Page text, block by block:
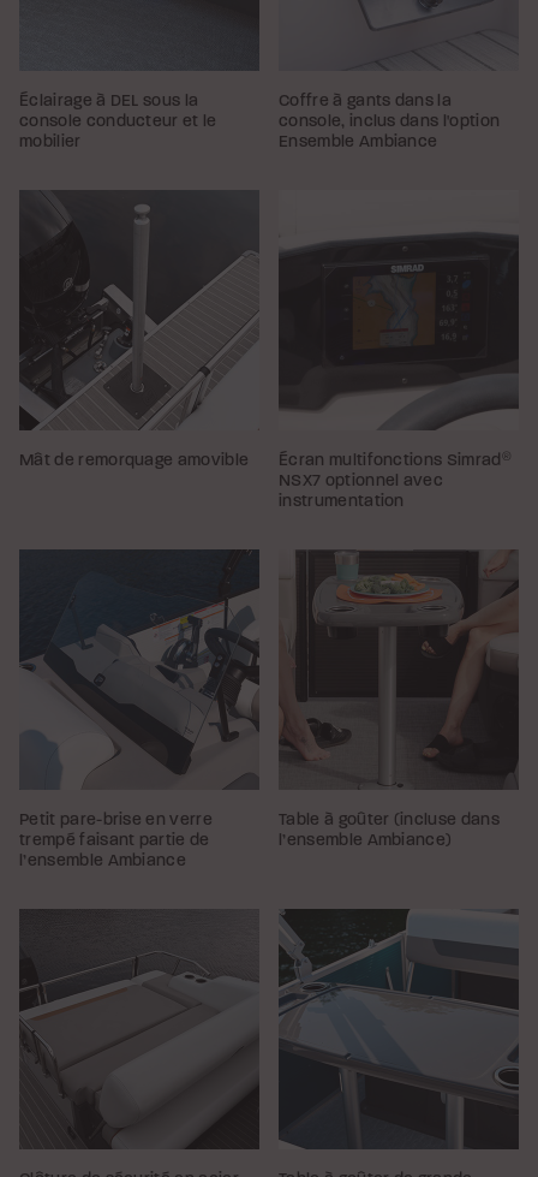
Éclairage à DEL sous la
console conducteur et le
mobilier
Coffre à gants dans la
console, inclus dans l'option
Ensemble Ambiance
Mât de remorquage amovible Écran multifonctions Simrad ®
NSX7 optionnel avec
instrumentation
Petit pare-brise en verre
trempé faisant partie de
l’ensemble Ambiance
Table à goûter (incluse dans
l’ensemble Ambiance)